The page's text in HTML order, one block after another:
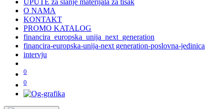
O NAMA
KONTAKT
PROMO KATALOG
financira_europska_unija_next_generation
financira-europska-unija-next generation-poslovna-jedinica
intervju
0
0